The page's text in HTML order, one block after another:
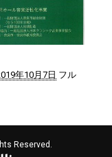
年10月7日 フル
Reserved.